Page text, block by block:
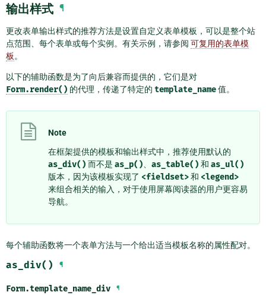
输出样式 ¶
更改表单输出样式的推荐方法是设置自定义表单模板，可以是整个站
点范围、每个表单或每个实例。有关示例，请参阅 可复用的表单模
板 。
以下的辅助函数是为了向后兼容而提供的，它们是对
Form.render() 的代理，传递了特定的 template_name值。
Note
在框架提供的模板和输出样式中，推荐使用默认的
as_div() 而不是 as_p() as_table() 和 as_ul()
版本，因为该模板实现了 <fieldset>和 <legend>
来组合相关的输入，对于使用屏幕阅读器的用户更容易
导航。
每个辅助函数将一个表单方法与一个给出适当模板名称的属性配对。
as_div() ¶
Form.template_name_div ¶